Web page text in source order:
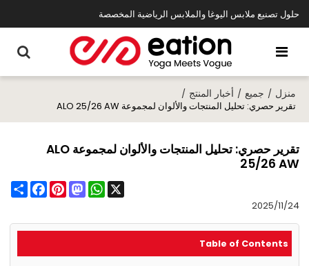
حلول تصنيع ملابس اليوغا والملابس الرياضية المخصصة
منزل / جميع / أخبار المنتج /
تقرير حصري: تحليل المنتجات والألوان لمجموعة ALO 25/26 AW
تقرير حصري: تحليل المنتجات والألوان لمجموعة ALO
25/26 AW
Share
FacebookPinterest
Mastodon
WhatsApp
X
2025/11/24
Table of Contents